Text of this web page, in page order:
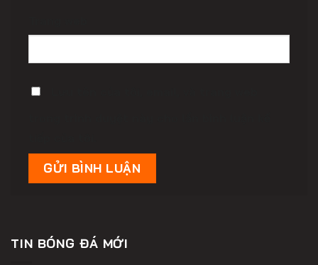
TIN BÓNG ĐÁ MỚI